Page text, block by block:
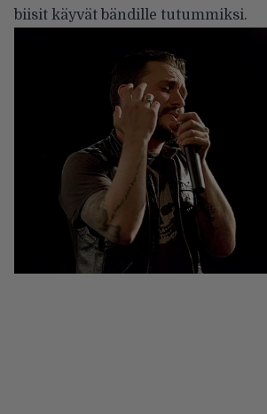
biisit käyvät bändille tutummiksi.